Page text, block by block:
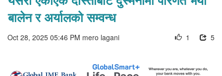
बालेन र अर्यालको सम्वन्ध
Oct 28, 2025 05:46 PM mero lagani 5
1